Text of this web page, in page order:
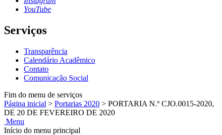
YouTube
Serviços
Transparência
Calendário Acadêmico
Contato
Comunicação Social
Fim do menu de serviços
Página inicial > Portarias 2020 > PORTARIA N.º CJO.0015-2020,
DE 20 DE FEVEREIRO DE 2020
Menu
Início do menu principal